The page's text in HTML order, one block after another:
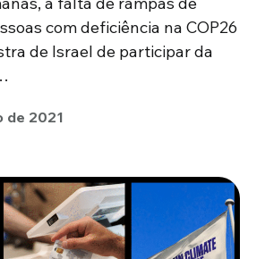
com deficiência na COP26
de Israel de participar da
de 2021